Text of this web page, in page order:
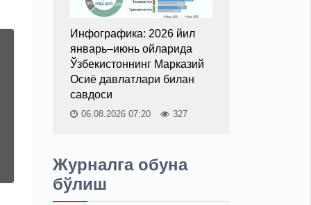
Инфографика: 2026 йил
январь–июнь ойларида
Ўзбекистоннинг Марказий
Осиё давлатлари билан
савдоси
06.08.2026 07:20 327
Журналга обуна
бўлиш